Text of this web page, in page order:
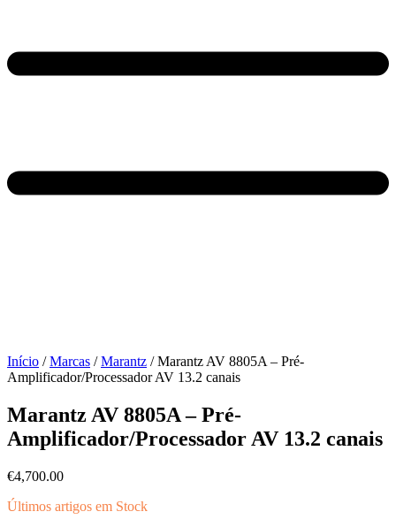
Início /Marcas /Marantz / Marantz AV 8805A – Pré-
Amplificador/Processador AV 13.2 canais
Marantz AV 8805A – Pré-
Amplificador/Processador AV 13.2 canais
€4,700.00
Últimos artigos em Stock